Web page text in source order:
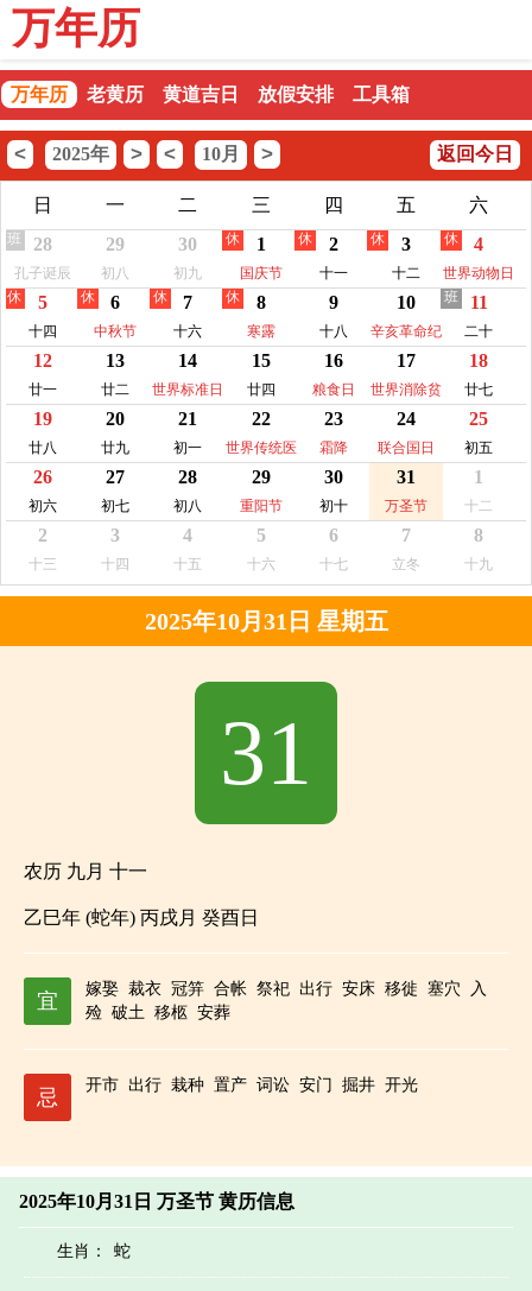
万年历
万年历 老黄历 黄道吉日 放假安排 工具箱
< 2025年 > < 10月 > 返回今日
日 一 二 三 四 五
六
28
孔子诞辰
班 29
初八
30
初九
1
国庆节
休 2
十一
休 3
十二
休 4
世界动物日
休
5
十四
休 6
中秋节
休 7
十六
休 8
寒露
休 9
十八
10
辛亥革命纪
念日
11
二十
班
12
廿一
13
廿二
14
世界标准日
15
廿四
16
粮食日
17
世界消除贫
困日
18
廿七
19
廿八
20
廿九
21
初一
22
世界传统医
药日
23
霜降
24
联合国日
25
初五
26
初六
27
初七
28
初八
29
重阳节
30
初十
31
万圣节
1
十二
2
十三
3
十四
4
十五
5
十六
6
十七
7
立冬
8
十九
2025年10月31日 星期五
31
农历 九月 十一
乙巳年 (蛇年) 丙戌月 癸酉日
宜
嫁娶 裁衣 冠笄 合帐 祭祀 出行 安床 移徙 塞穴
入
殓 破土 移柩 安葬
忌
开市 出行 栽种 置产 词讼 安门 掘井 开光
2025年10月31日 万圣节 黄历信息
生肖： 蛇